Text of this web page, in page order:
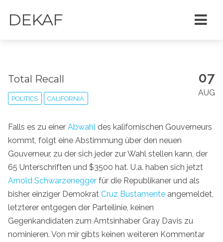
DEKAF
07
AUG
Total Recall
POLITICS CALIFORNIA
Falls es zu einer Abwahl des kalifornischen Gouverneurs
kommt, folgt eine Abstimmung über den neuen
Gouverneur, zu der sich jeder zur Wahl stellen kann, der
65 Unterschriften und $3500 hat. U.a. haben sich jetzt
Arnold Schwarzenegger für die Republikaner und als
bisher einziger Demokrat Cruz Bustamente angemeldet,
letzterer entgegen der Parteilinie, keinen
Gegenkandidaten zum Amtsinhaber Gray Davis zu
nominieren. Von mir gibts keinen weiteren Kommentar